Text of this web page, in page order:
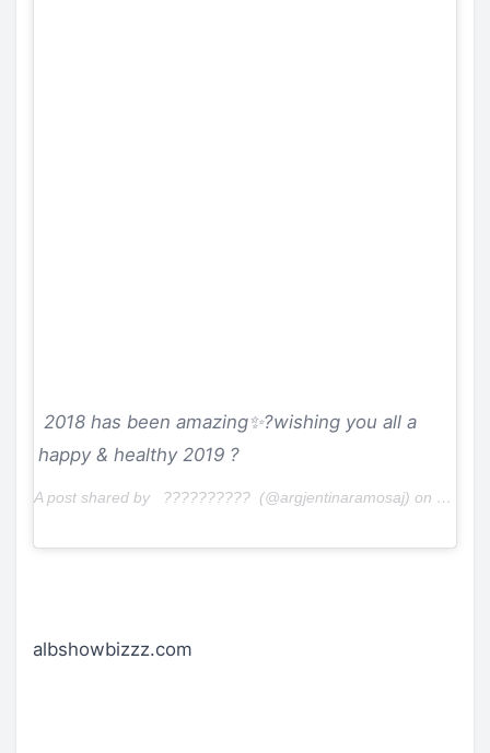
2018 has been amazing✨?wishing you all a
happy & healthy 2019 ?
A post shared by ?????????? (@argjentinaramosaj) on
Dec
albshowbizzz.com